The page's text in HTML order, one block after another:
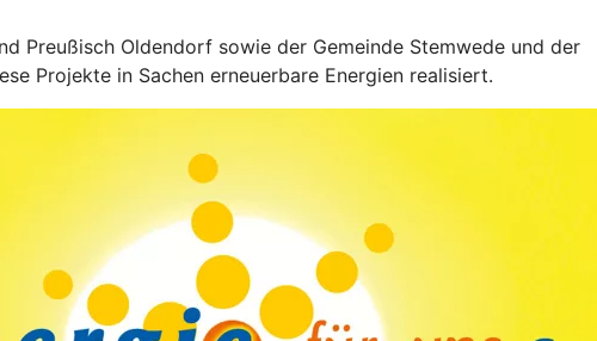
Preußisch Oldendorf sowie der Gemeinde Stemwede und der
Projekte in Sachen erneuerbare Energien realisiert.